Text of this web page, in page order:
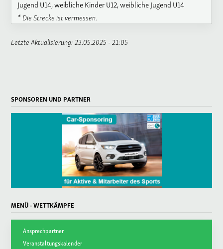
Jugend U14, weibliche Kinder U12, weibliche Jugend U14
* Die Strecke ist vermessen.
Letzte Aktualisierung: 23.05.2025 - 21:05
SPONSOREN UND PARTNER
MENÜ - WETTKÄMPFE
Ansprechpartner
Veranstaltungskalender